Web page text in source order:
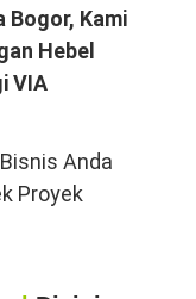
Bogor, Kami
Hebel
VIA
Anda
Proyek